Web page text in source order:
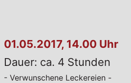
01.05.2017, 14.00 Uhr
Dauer: ca. 4 Stunden
- Verwunschene Leckereien -